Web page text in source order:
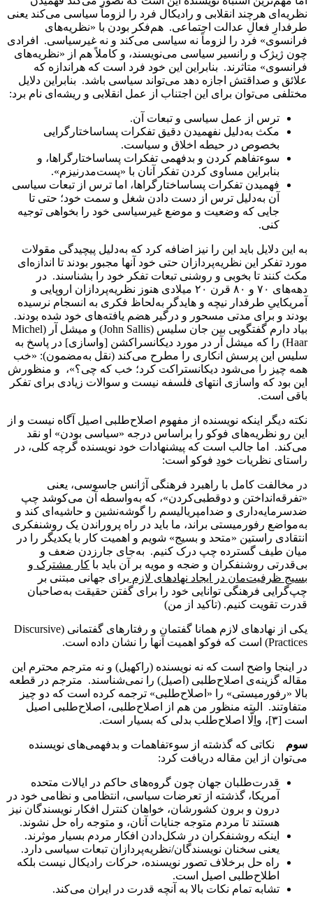
نظریه‌ای هرچند انقلابی و رادیکال فرد را لزوماً سیاسی می‌کند یعنی
طرفدارِ فعالِ عدالت اجتماعی. هم‌فکر بودن با «نظریه‌های
فرانسوی» فرد را لزوماً نه سیاسی می‌کند و نه غیرسیاسی. افرادی
چون ژیژک و رانسیر سیاسی می‌نویسند، و کاملاً هم از «نظریه‌های
فرانسوی» متاثرند. بنابراین این خود فرد است که هراندازه که
علائق و صداقتش اجازه دهد می‌تواند سیاسی باشد. بنابراین دلایل
مختلفی می‌توان برای این اجتناب از عمل انقلابی و ریشه‌ای نام برد:
ترس از عمل سیاسی و تبعات آن.
مکث به‌دلیل نفهمیدن دقیق تفکرات پساساختارگرایی
بخصوص در حیطه اخلاق و سیاست.
سوءتفاهم کردن و بدفهمی تفکرات پساساختارگراها، و
بنابراین مساوی کردن تفکر آنان با «پست‌مدرنیزم».
فهمیدن تفکرات پساساختارگراها، اما ترس از تبعات سیاسی
آن به‌دلیل ترس از دست دادن شغل و سمت خود؛ حتی تا
جایی که وضعیت و موضع غیرسیاسی خود را بخواهی توجیه
کنی.
به این دلایل باید این را نیز اضافه کرد که به‌دلیل پیچیدگی مقولات
مورد تفکر این نظریه‌پردازان حتی خود آنها مجبور بودند تا اندازه‌ای
مکث کنند تا بخوبی و روشنی تبعات تفکر خود را بشناسند. در
دهه‌های ۷۰ و ۸۰ قرن ۲۰ میلادی هنوز نظریه‌پردازان اروپایی و
آمریکاییِ طرفدار نیچه و هایدگر به‌لحاظ فکری به انسجام نرسیده
بودند و برای مدتی مسحور و درگیر هضم یافته‌های خود شده بودند.
بیاد دارم گفتگویی بین جان سلیس (John Sallis) و میشل آر (Michel
Haar) را که میشل آر در مورد دیکانسراکشن [واسازی] در پاسخ به
سلیس این پرسش انکاری را مطرح می‌کند (نقل به‌مضمون): «خب
همه چیز را می‌شود دیکانستراکت کرد؛ خب که چی؟»، و منظورش
این بود که واسازی انتهای فلسفه نیست و سوالات زیادی برای تفکر
باقی است.
نکته دیگر اینکه نویسنده از مفهوم اصلاح‌طلبی اصیل آگاه نیست و از
این رو نظریه‌های فوکو را براساس درجه «سیاسی بودن» او نقد
می‌کند. اما جالب است که پیشنهادات خود نویسنده گرچه کلی، در
راستای نظریات خودِ فوکو است:
در مخالفت کامل با راهبرد فرهنگی آژانس جاسوسی، یعنی
«تفرقه‌انداختن و دوقطبی‌کردن»، که به‌واسطه آن می‌کوشد چپ
ضد‌سرمایه‌داری و ضدامپریالیسم را گوشه‌نشین و حاشیه‌ای کند و
به‌مواضع رفورمیستی براند، ما باید در راه پروراندن یک روشنفکری
انتقادی راستین «متحد و بسیج» شویم و اهمیت کار با یکدیگر را در
میان طیف گسترده چپ درک کنیم. به‌جای جارزدن ضعف و
بی‌قدرتی روشنفکران و ضجه و مویه بر آن باید با کار مشترک و
بسیج ظرفیت‌مان در ایجاد نهادهای لازم برای جهانی مبتنی بر
چپ‌گرایی فرهنگی توانایی خود را برای گفتن حقیقت به‌صاحبان
قدرت تقویت کنیم. (تاکید از من)
یکی از نهادهای لازم همانا گفتمان و رفتارهای گفتمانی (Discursive
Practices) است که فوکو اهمیت آنها را نشان داده است.
در اینجا واضح است که نه نویسنده (راکهیل) و نه مترجم محترم این
مقاله گزینه‌ی اصلاح‌طلبی (اصیل) را نمی‌شناسند. مترجم در قطعه
بالا «رفورمیستی» را «اصلاح‌طلبی» ترجمه کرده است که دو چیز
متفاوتند. البته منظور من هم از اصلاح‌طلبی، اصلاح‌طلبی اصیل
است [۳]، واِلّا اصلاح‌طلب بدلی که بسیار است.
سوم نکاتی که گذشته از سوءتفاهمات و بدفهمی‌های نویسنده
می‌توان از این مقاله دریافت کرد:
قدرت‌طلبان جهان چون گروه‌های حاکم در ایالات متحده
آمریکا، گذشته از تعرضات سیاسی، انتظامی و نظامی خود در
درون و برون کشورشان، خواهان کنترل افکار نویسندگان نیز
هستند تا مردم متوجه جنایات آنان، و متوجه راه حل نشوند.
اینکه روشنفکران در شکل‌دادن افکار مردم بسیار موثرند.
یعنی سخنان نویسندگان/نظریه‌پردازان تبعات سیاسی دارد.
راه حل برخلاف تصور نویسنده، حرکات رادیکال نیست بلکه
اطلاح‌طلبی اصیل است.
تشابه تمام نکات بالا به آنچه قدرت در ایران می‌کند.